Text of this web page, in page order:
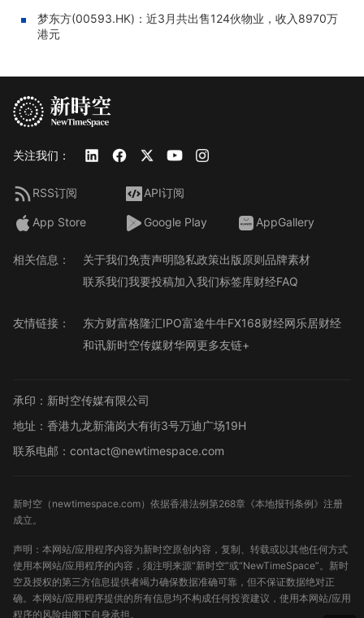
梦东方(00593.HK)：近3月共出售124伙物业，收入8970万
港元
关注我们：
RSS订阅 API订阅
App Store Google Play AppGallery
相关信息： 关于我们免责声明隐私政策出版原则品牌素材
联系我们我要投稿加入我们标签库财经FAQ
友情链接： 东方财富格隆汇IPO富途牛牛FX168财经网乐居财经
和讯新时空传媒财华网更多友链+
承印：新时空传媒有限公司
地址：香港九龙新蒲岗大有街3号万迪广场19H
联系电邮：contact@newtimespace.com
新时空（ newtimespace.com）依据香港法例第268章《本地报刊条例》注册
成立。
声明：本网站/应用程序内容为新时空原创内容，复制、转载或以其他任何方式
使用本网站/应用程序的内容，须注明来源“新时空”或“NewTimeSpace”。新时
空及授权的第三方信息提供者竭力确保数据准确可靠，但不保证数据绝对正
确。本网站/应用程序提供的所有信息均不构成任何投资建议，使用本网站/应用
程序的风险由阁下自身承担。